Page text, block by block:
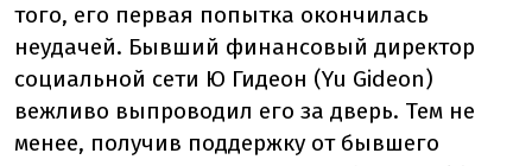
того, его первая попытка окончилась
неудачей. Бывший финансовый директор
социальной сети Ю Гидеон (Yu Gideon)
вежливо выпроводил его за дверь. Тем не
менее, получив поддержку от бывшего